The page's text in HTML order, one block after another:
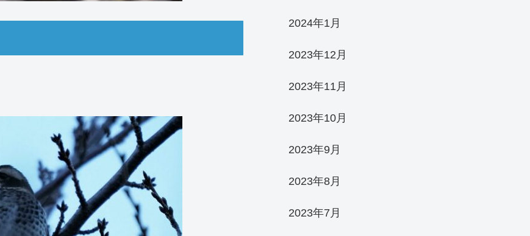
2024年1月
2023年12月
2023年11月
2023年10月
2023年9月
2023年8月
2023年7月